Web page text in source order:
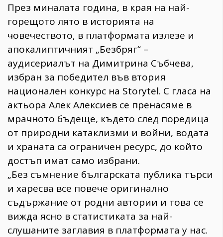
През миналата година, в края на най-
горещото лято в историята на
човечеството, в платформата излезе и
апокалиптичният „Безбряг“ –
аудисериалът на Димитрина Събчева,
избран за победител във втория
национален конкурс на Storytel. С гласа на
актьора Алек Алексиев се пренасяме в
мрачното бъдеще, където след поредица
от природни катаклизми и войни, водата
и храната са ограничен ресурс, до който
достъп имат само избрани.
„Без съмнение българската публика търси
и харесва все повече оригинално
съдържание от родни автории и това се
вижда ясно в статистиката за най-
слушаните заглавия в платформата у нас.